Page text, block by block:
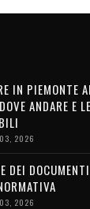
IN PIEMONTE
ANDARE E
2026
DEI
2026